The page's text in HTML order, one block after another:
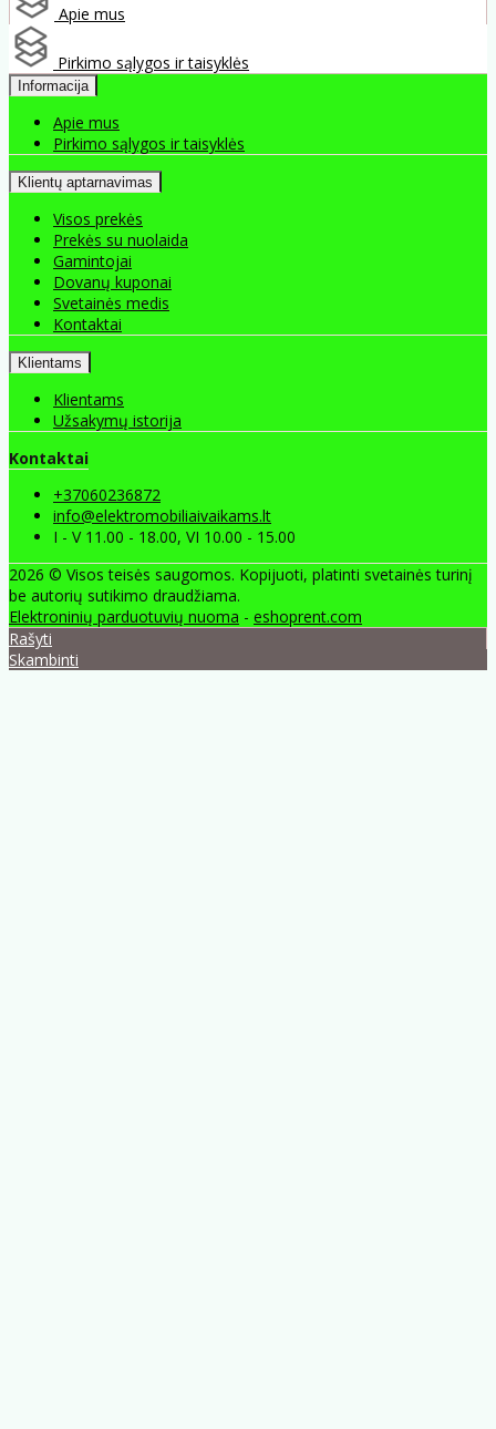
Apie mus
Pirkimo sąlygos ir taisyklės
Informacija
Apie mus
Pirkimo sąlygos ir taisyklės
Klientų aptarnavimas
Visos prekės
Prekės su nuolaida
Gamintojai
Dovanų kuponai
Svetainės medis
Kontaktai
Klientams
Klientams
Užsakymų istorija
Kontaktai
+37060236872
info@elektromobiliaivaikams.lt
I - V 11.00 - 18.00, VI 10.00 - 15.00
2026 © Visos teisės saugomos. Kopijuoti, platinti svetainės turinį
be autorių sutikimo draudžiama.
Elektroninių parduotuvių nuoma - eshoprent.com
Rašyti
Skambinti